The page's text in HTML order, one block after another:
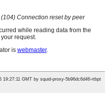
സോളാർ